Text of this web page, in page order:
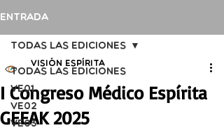
Entrada
Todas las ediciones
VE01
VE02
VE03
Todas las ediciones
I Congreso Médico Espírita
GEEAK 2025
Visión Espírita